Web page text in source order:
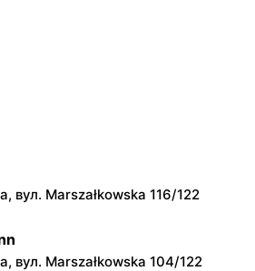
вул. plac Wojska Polskiego
вул. Marszałkowska 116/122
вул. Marszałkowska 104/122